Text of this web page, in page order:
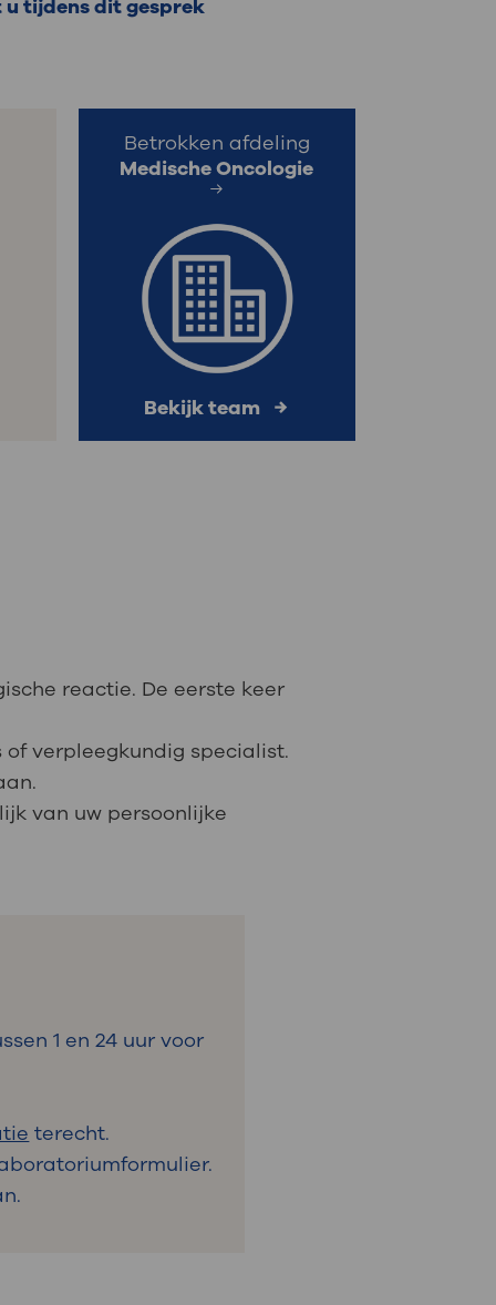
Inloggen MijnOLVG
u tijdens dit gesprek
Betrokken afdeling
Medische Oncologie
Bekijk team
reactie. De eerste keer
verpleegkundig specialist.
van uw persoonlijke
1 en 24 uur voor
terecht.